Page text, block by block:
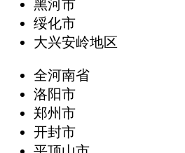
黑河市
绥化市
大兴安岭地区
全河南省
洛阳市
郑州市
开封市